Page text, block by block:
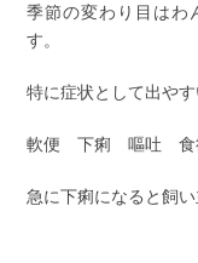
季節の変わり目はわ
す。
特に症状として出や
軟便 下痢 嘔吐 食欲
急に下痢になると飼